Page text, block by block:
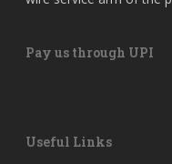
Pay us through UPI
Useful Links